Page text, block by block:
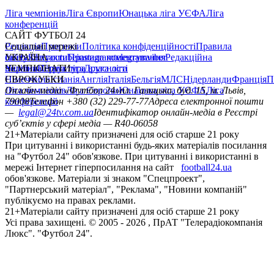
Ліга чемпіонівЛіга ЄвропиЮнацька ліга УЄФАЛіга
конференцій
САЙТ ФУТБОЛ 24
РедакціяПрогнозиПолітика конфіденційностіПравила
сайтуКонтактиПравила коментуванняРедакційна
політикаСтруктура власності
Соціальні мережі
facebookxyoutubeinstagramtelegramviber
УКРАЇНА
УкраїнаПерша лігаДруга ліга
ЧЕМПІОНАТИ
НімеччинаІспаніяАнгліяІталіяБельгіяМЛСНідерландиФранція
ЄВРОКУБКИ
Ліга чемпіонівЛіга ЄвропиЮнацька ліга УЄФАЛіга
конференцій
Онлайн-медіа «Футбол 24»пл. Галицька, буд. 15, м. Львів,
79008Телефон +380 (32) 229-77-77Адреса електронної пошти
— legal@24tv.com.uaІдентифікатор онлайн-медіа в Реєстрі
суб’єктів у сфері медіа — R40-06058
21+Матеріали сайту призначені для осіб старше 21 року
При цитуванні і використанні будь-яких матеріалів посилання
на "Футбол 24" обов'язкове. При цитуванні і використанні в
мережі Інтернет гіперпосилання на сайт
football24.ua
обов'язкове. Матеріали зі знаком "Спецпроект",
"Партнерський матеріал", "Реклама", "Новини компаній"
публікуємо на правах реклами.
21+Матеріали сайту призначені для осіб старше 21 року
Усi права захищенi. © 2005 - 2026 , ПрАТ "Телерадіокомпанія
Люкс". "Футбол 24".